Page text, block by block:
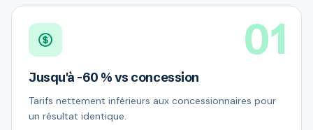
01
Jusqu'à -60 % vs concession
Tarifs nettement inférieurs aux concessionnaires pour
un résultat identique.